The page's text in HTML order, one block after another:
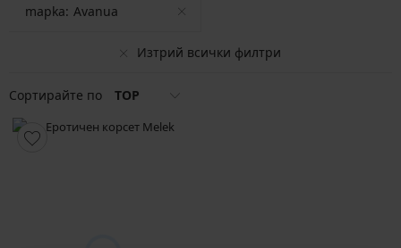
Изтрий всички филтри
mapka: Avanua
Сортирайте по TOP